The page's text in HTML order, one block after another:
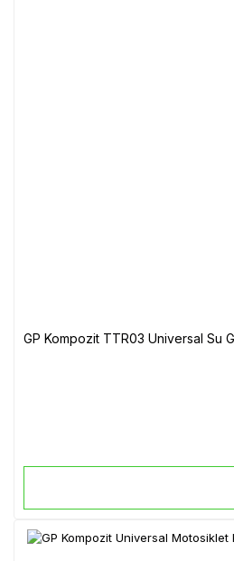
GP Kompozit TTR03 Universal Su